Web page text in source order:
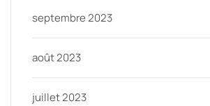
septembre 2023
août 2023
juillet 2023